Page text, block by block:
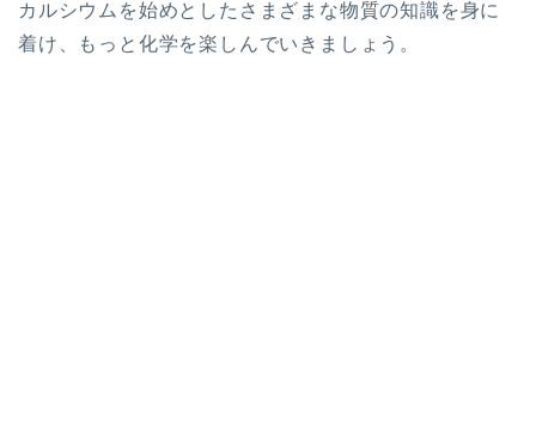
カルシウムを始めとしたさまざまな物質の知識を身に
着け、もっと化学を楽しんでいきましょう。